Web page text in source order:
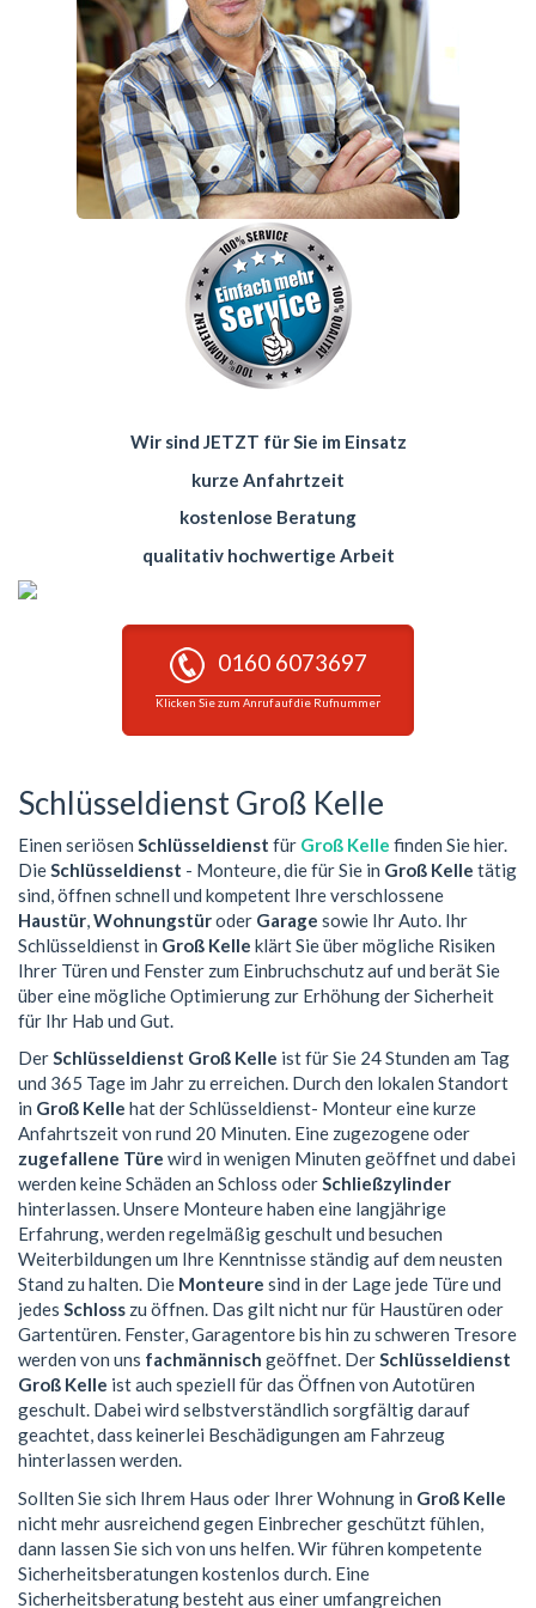
Wir sind JETZT für Sie im Einsatz
kurze Anfahrtzeit
kostenlose Beratung
qualitativ hochwertige Arbeit
0160 6073697
Klicken Sie zum Anruf auf die Rufnummer
Schlüsseldienst Groß Kelle
Einen seriösen Schlüsseldienst für Groß Kelle finden Sie hier.
DieSchlüsseldienst - Monteure, die für Sie in Groß Kelle tätig
sind, öffnen schnell und kompetent Ihre verschlossene
Haustür,Wohnungstüroder Garage sowie Ihr Auto. Ihr
Schlüsseldienst in Groß Kelle klärt Sie über mögliche Risiken
Ihrer Türen und Fenster zum Einbruchschutz auf und berät Sie
über eine mögliche Optimierung zur Erhöhung der Sicherheit
für Ihr Hab und Gut.
DerSchlüsseldienst Groß Kelle ist für Sie 24 Stunden am Tag
und 365 Tage im Jahr zu erreichen. Durch den lokalen Standort
in Groß Kelle hat der Schlüsseldienst- Monteur eine kurze
Anfahrtszeit von rund 20 Minuten. Eine zugezogene oder
zugefallene Türe wird in wenigen Minuten geöffnet und dabei
werden keine Schäden an Schloss oderSchließzylinder
hinterlassen. Unsere Monteure haben eine langjährige
Erfahrung, werden regelmäßig geschult und besuchen
Weiterbildungen um Ihre Kenntnisse ständig auf dem neusten
Stand zu halten. Die Monteure sind in der Lage jede Türe und
jedes Schloss zu öffnen. Das gilt nicht nur für Haustüren oder
Gartentüren. Fenster, Garagentore bis hin zu schweren Tresore
werden von uns fachmännisch geöffnet. DerSchlüsseldienst
Groß Kelle ist auch speziell für das Öffnen von Autotüren
geschult. Dabei wird selbstverständlich sorgfältig darauf
geachtet, dass keinerlei Beschädigungen am Fahrzeug
hinterlassen werden.
Sollten Sie sich Ihrem Haus oder Ihrer Wohnung in Groß Kelle
nicht mehr ausreichend gegen Einbrecher geschützt fühlen,
dann lassen Sie sich von uns helfen. Wir führen kompetente
Sicherheitsberatungen kostenlos durch. Eine
Sicherheitsberatung besteht aus einer umfangreichen